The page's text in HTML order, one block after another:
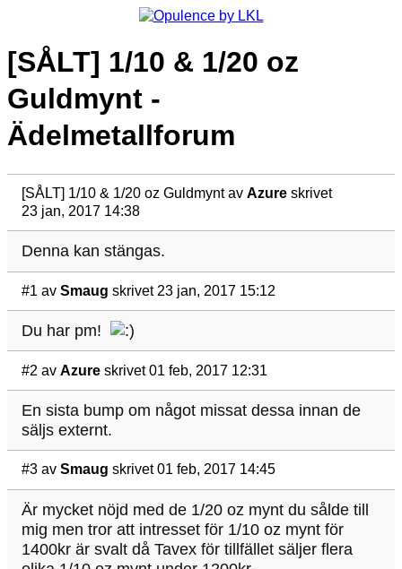
[SÅLT] 1/10 & 1/20 oz
Guldmynt -
Ädelmetallforum
[SÅLT] 1/10 & 1/20 oz Guldmyntav Azure skrivet
23 jan, 2017 14:38
Denna kan stängas.
#1 av Smaug skrivet 23 jan, 2017 15:12
Du har pm!
#2 av Azure skrivet 01 feb, 2017 12:31
En sista bump om något missat dessa innan de
säljs externt.
#3 av Smaug skrivet 01 feb, 2017 14:45
Är mycket nöjd med de 1/20 oz mynt du sålde till
mig men tror att intresset för 1/10 oz mynt för
1400kr är svalt då Tavex för tillfället säljer flera